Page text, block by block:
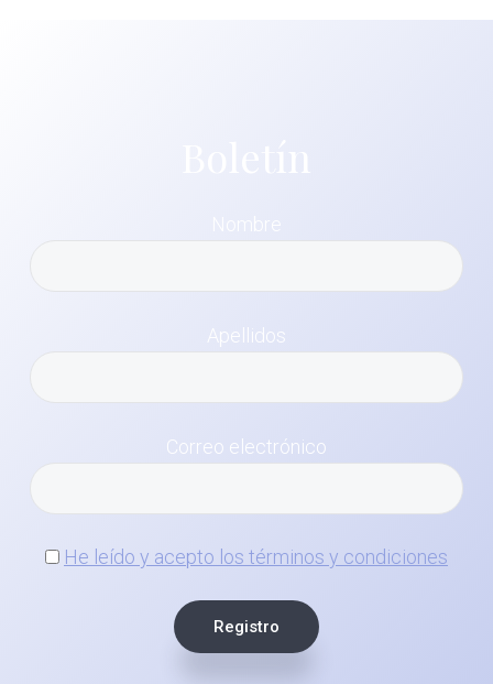
Apellidos
Correo electrónico
He leído y acepto los términos y condiciones